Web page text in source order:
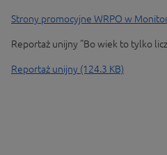
Strony promocyjne WRPO w
Reportaż unijny "Bo wiek to tylko
Reportaż unijny (124.3 KB)